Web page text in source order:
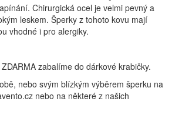
Chirurgická ocel je velmi pevný a
leskem. Šperky z tohoto kovu mají
vhodné i pro alergiky.
zabalíme do dárkové krabičky.
nebo svým blízkým výběrem šperku na
nebo na některé z našich